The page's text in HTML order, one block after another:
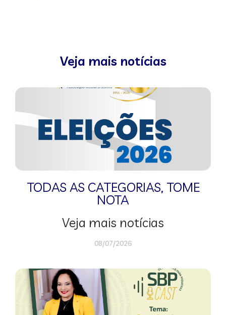
Veja mais notícias
TODAS AS CATEGORIAS, TOME
NOTA
Veja mais notícias
08/07/2026